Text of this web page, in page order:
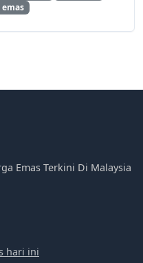
Emas Terkini Di Malaysia
hari ini